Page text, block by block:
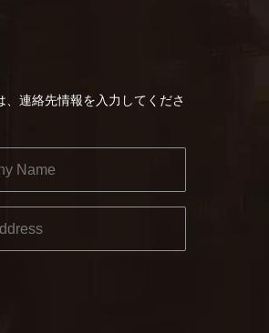
KENDO in BIG5 ドバイ エキシビション
連絡先情報を入力してくださ